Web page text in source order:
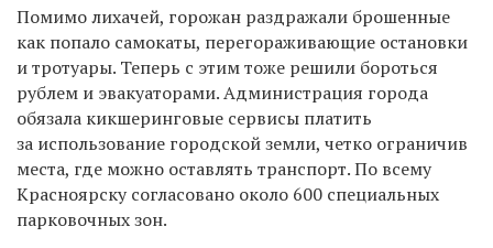
Помимо лихачей, горожан раздражали брошенные
как попало самокаты, перегораживающие остановки
и тротуары. Теперь с этим тоже решили бороться
рублем и эвакуаторами. Администрация города
обязала кикшеринговые сервисы платить
за использование городской земли, четко ограничив
места, где можно оставлять транспорт. По всему
Красноярску согласовано около 600 специальных
парковочных зон.